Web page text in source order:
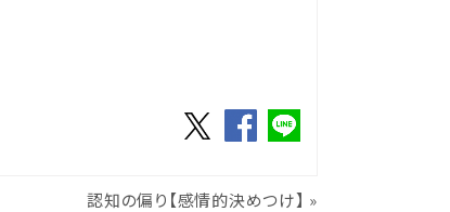
認知の偏り【感情的決めつけ】 »